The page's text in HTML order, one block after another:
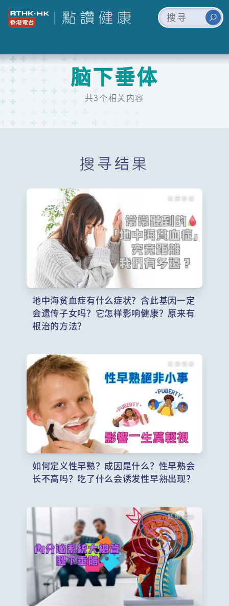
脑下垂体
共3个相关内容
搜寻结果
地中海贫血症有什么症状？含此基因一定
会遗传子女吗？它怎样影响健康？原来有
根治的方法？
如何定义性早熟？成因是什么？性早熟会
长不高吗？吃了什么会诱发性早熟出现？